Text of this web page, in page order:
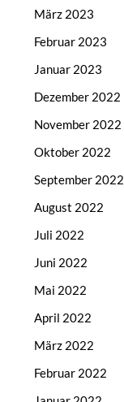
März 2023
Februar 2023
Januar 2023
Dezember 2022
November 2022
Oktober 2022
September 2022
August 2022
Juli 2022
Juni 2022
Mai 2022
April 2022
März 2022
Februar 2022